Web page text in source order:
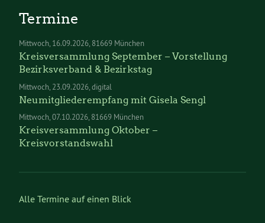
Termine
Mittwoch 16.09.2026 81669 München
Kreisversammlung September – Vorstellung
Bezirksverband & Bezirkstag
Mittwoch 23.09.2026 digital
Neumitgliederempfang mit Gisela Sengl
Mittwoch 07.10.2026 81669 München
Kreisversammlung Oktober –
Kreisvorstandswahl
Alle Termine auf einen Blick